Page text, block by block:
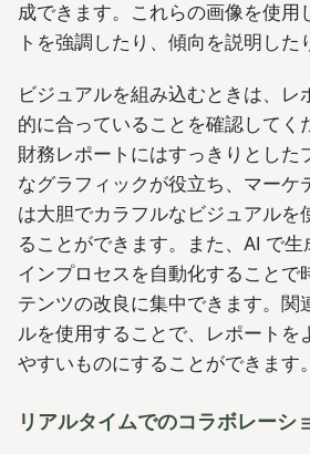
成できます。これらの画像を使用
トを強調したり、傾向を説明した
ビジュアルを組み込むときは、レ
的に合っていることを確認してく
財務レポートにはすっきりとした
なグラフィックが役立ち、マーケ
は大胆でカラフルなビジュアルを
ることができます。また、AI で
インプロセスを自動化することで
テンツの改良に集中できます。関
ルを使用することで、レポートを
やすいものにすることができます。
リアルタイムでのコラボレーシ